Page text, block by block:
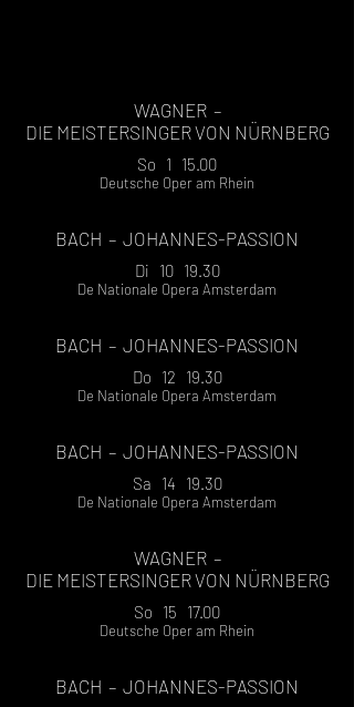
WAGNER –
DIE MEISTERSINGER VON NÜRNBERG
So 1 15.00
Deutsche Oper am Rhein
BACH – JOHANNES-PASSION
Di 10 19.30
De Nationale Opera Amsterdam
BACH – JOHANNES-PASSION
Do 12 19.30
De Nationale Opera Amsterdam
BACH – JOHANNES-PASSION
Sa 14 19.30
De Nationale Opera Amsterdam
WAGNER –
DIE MEISTERSINGER VON NÜRNBERG
So 15 17.00
Deutsche Oper am Rhein
BACH – JOHANNES-PASSION